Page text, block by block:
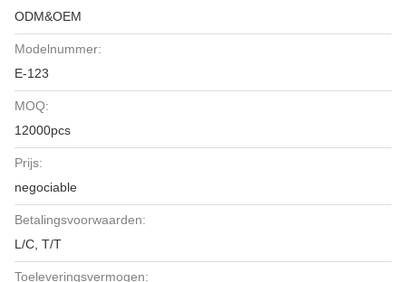
ODM&OEM
Modelnummer:
E-123
MOQ:
12000pcs
Prijs:
negociable
Betalingsvoorwaarden:
L/C, T/T
Toeleveringsvermogen: